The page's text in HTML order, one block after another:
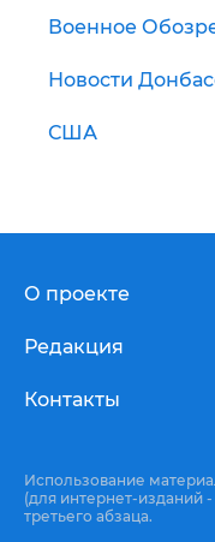
Военное
Новости
США
О проекте
Редакция
Контакты
Использование
(для интернет-изданий
третьего абзаца.